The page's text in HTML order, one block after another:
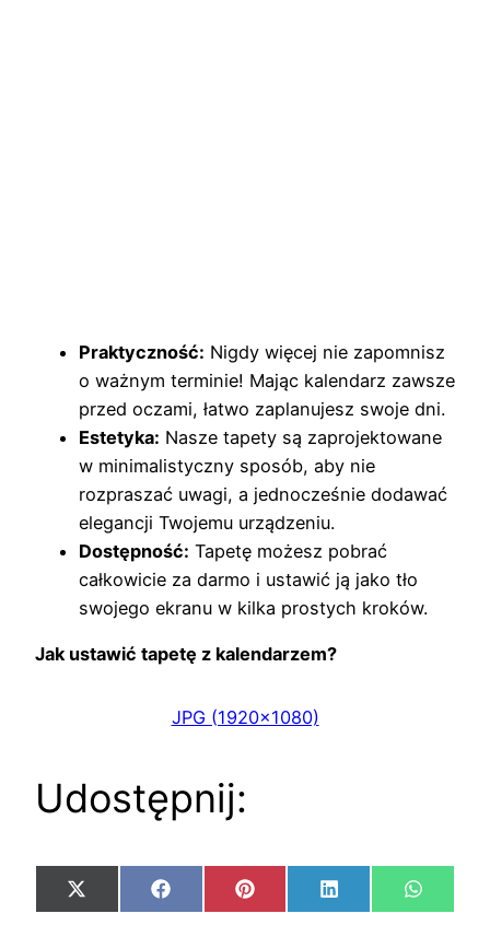
Praktyczność: Nigdy więcej nie zapomnisz
o ważnym terminie! Mając kalendarz zawsze
przed oczami, łatwo zaplanujesz swoje dni.
Estetyka: Nasze tapety są zaprojektowane
w minimalistyczny sposób, aby nie
rozpraszać uwagi, a jednocześnie dodawać
elegancji Twojemu urządzeniu.
Dostępność: Tapetę możesz pobrać
całkowicie za darmo i ustawić ją jako tło
swojego ekranu w kilka prostych kroków.
Jak ustawić tapetę z kalendarzem?
JPG (1920×1080)
Udostępnij:
Share
on
X
(Twitter)
Share
on
FacebookShare
on
Pinterest Share
on
LinkedIn Share
on